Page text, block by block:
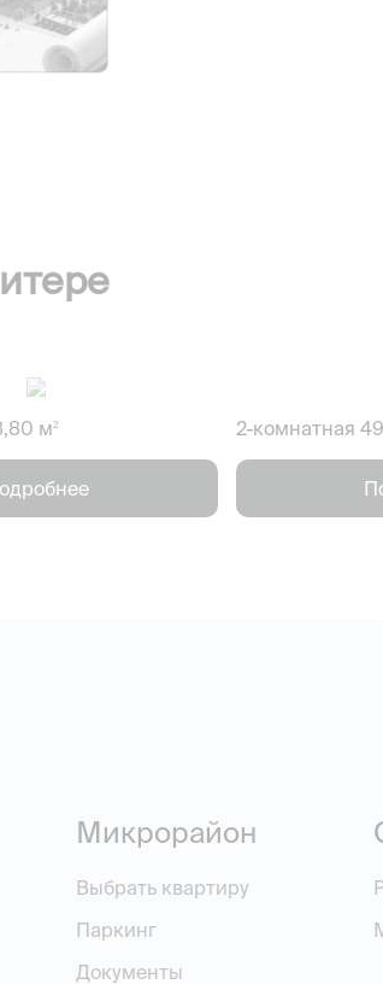
м2 2-комнатная
Микрорайон
Выбрать квартиру
Паркинг
Документы